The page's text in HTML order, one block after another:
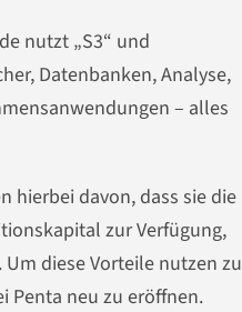
nutzt „S3“ und
Datenbanken, Analyse,
– alles
hierbei davon, dass sie die
zur Verfügung,
diese Vorteile nutzen zu
Penta neu zu eröffnen.